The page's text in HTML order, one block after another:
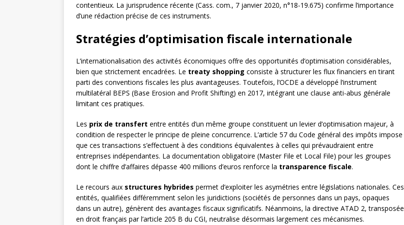
contentieux. La jurisprudence récente (Cass. com., 7 janvier 2020, n°18-19.675) confirme l’importance
d’une rédaction précise de ces instruments.
Stratégies d’optimisation fiscale internationale
L’internationalisation des activités économiques offre des opportunités d’optimisation considérables,
bien que strictement encadrées. Le treaty shopping consiste à structurer les flux financiers en tirant
parti des conventions fiscales les plus avantageuses. Toutefois, l’OCDE a développé l’instrument
multilatéral BEPS (Base Erosion and Profit Shifting) en 2017, intégrant une clause anti-abus générale
limitant ces pratiques.
Les prix de transfert entre entités d’un même groupe constituent un levier d’optimisation majeur, à
condition de respecter le principe de pleine concurrence. L’article 57 du Code général des impôts impose
que ces transactions s’effectuent à des conditions équivalentes à celles qui prévaudraient entre
entreprises indépendantes. La documentation obligatoire (Master File et Local File) pour les groupes
dont le chiffre d’affaires dépasse 400 millions d’euros renforce la transparence fiscale.
Le recours aux structures hybrides permet d’exploiter les asymétries entre législations nationales. Ces
entités, qualifiées différemment selon les juridictions (sociétés de personnes dans un pays, opaques
dans un autre), génèrent des avantages fiscaux significatifs. Néanmoins, la directive ATAD 2, transposée
en droit français par l’article 205 B du CGI, neutralise désormais largement ces mécanismes.